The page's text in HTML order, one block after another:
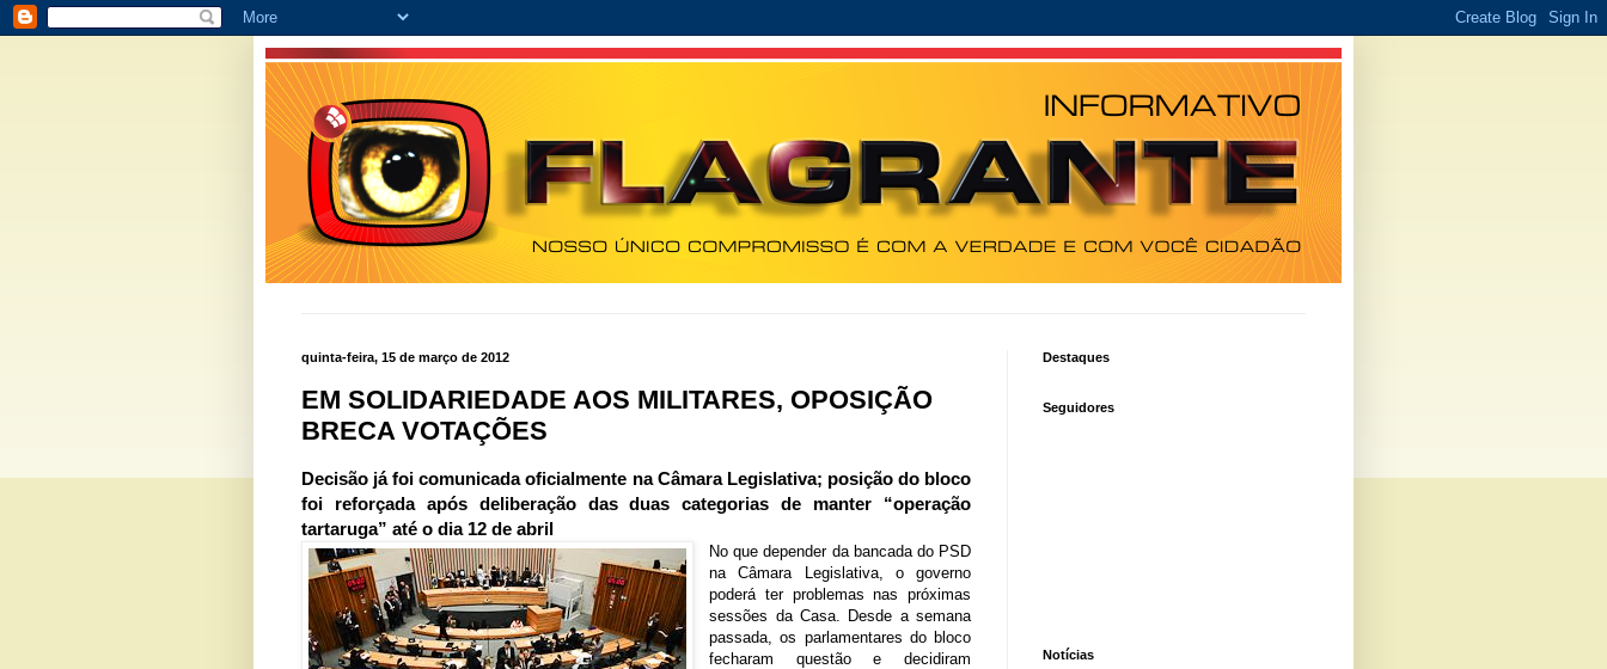
quinta-feira, 15 de março de 2012
EM SOLIDARIEDADE AOS MILITARES, OPOSIÇÃO
BRECA VOTAÇÕES
Decisão já foi comunicada oficialmente na Câmara Legislativa; posição do bloco
foi reforçada após deliberação das duas categorias de manter “operação
tartaruga” até o dia 12 de abril
No que depender da bancada do PSD
na Câmara Legislativa, o governo
poderá ter problemas nas próximas
sessões da Casa. Desde a semana
passada, os parlamentares do bloco
fecharam questão e decidiram
Destaques
Seguidores
Notícias